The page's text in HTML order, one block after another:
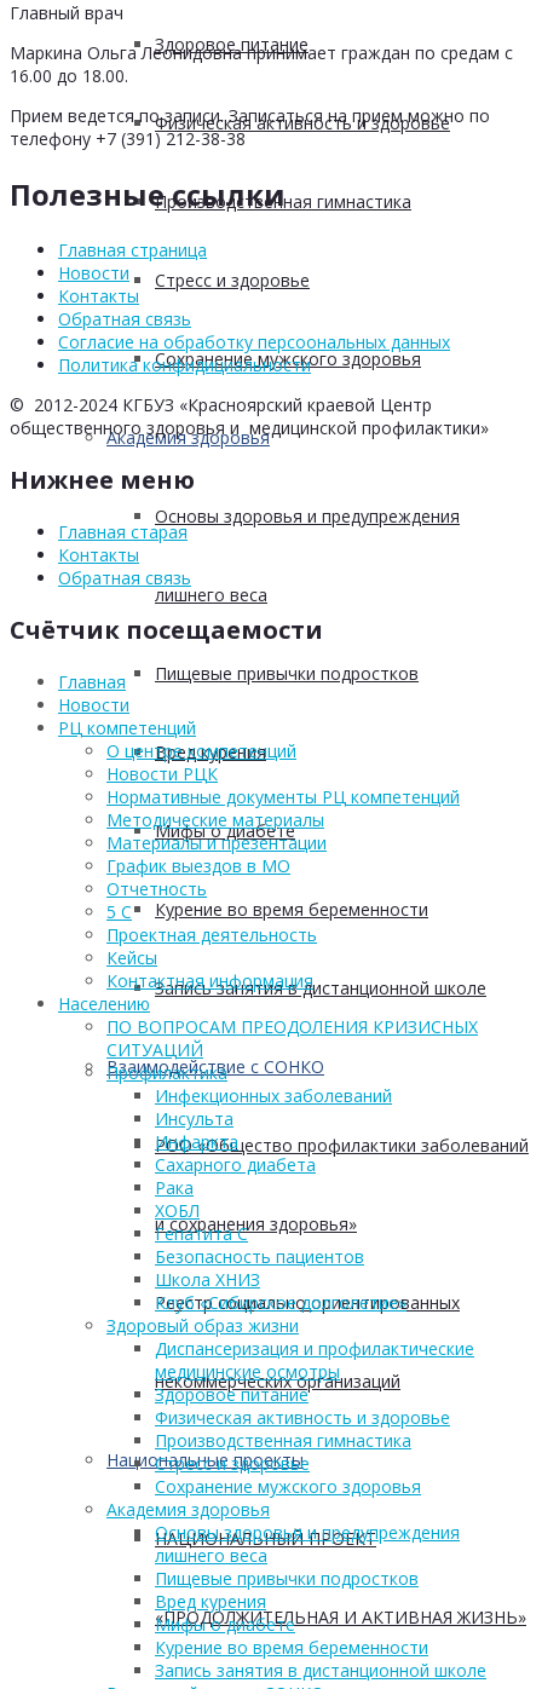
Здоровое питание
Физическая активность и здоровье
Производственная гимнастика
Стресс и здоровье
Сохранение мужского здоровья
Академия здоровья
Основы здоровья и предупреждения
лишнего веса
Пищевые привычки подростков
Вред курения
Мифы о диабете
Курение во время беременности
Запись занятия в дистанционной школе
Взаимодействие с СОНКО
РОО «Общество профилактики заболеваний
и сохранения здоровья»
Реестр социально ориентированных
некоммерческих организаций
Национальные проекты
НАЦИОНАЛЬНЫЙ ПРОЕКТ
«ПРОДОЛЖИТЕЛЬНАЯ И АКТИВНАЯ ЖИЗНЬ»
Главный врач
Маркина Ольга Леонидовна принимает граждан по средам с
16.00 до 18.00.
Прием ведется по записи. Записаться на прием можно по
телефону +7 (391) 212-38-38
Полезные ссылки
Главная страница
Новости
Контакты
Обратная связь
Согласие на обработку персоональных данных
Политика конфидициальности
© 2012-2024 КГБУЗ «Красноярский краевой Центр
общественного здоровья и медицинской профилактики»
Нижнее меню
Главная старая
Контакты
Обратная связь
Счётчик посещаемости
Главная
Новости
РЦ компетенций
О центре компетенций
Новости РЦК
Нормативные документы РЦ компетенций
Методические материалы
Материалы и презентации
График выездов в МО
Отчетность
5 С
Проектная деятельность
Кейсы
Контактная информация
Населению
ПО ВОПРОСАМ ПРЕОДОЛЕНИЯ КРИЗИСНЫХ
СИТУАЦИЙ
Профилактика
Инфекционных заболеваний
Инсульта
Инфаркта
Сахарного диабета
Рака
ХОБЛ
Гепатита С
Безопасность пациентов
Школа ХНИЗ
Клуб «Сибирское долголетие»
Здоровый образ жизни
Диспансеризация и профилактические
медицинские осмотры
Здоровое питание
Физическая активность и здоровье
Производственная гимнастика
Стресс и здоровье
Сохранение мужского здоровья
Академия здоровья
Основы здоровья и предупреждения
лишнего веса
Пищевые привычки подростков
Вред курения
Мифы о диабете
Курение во время беременности
Запись занятия в дистанционной школе